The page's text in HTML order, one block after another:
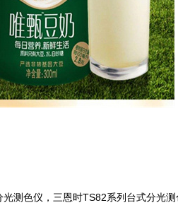
测色仪，三恩时TS82系列台式分光测